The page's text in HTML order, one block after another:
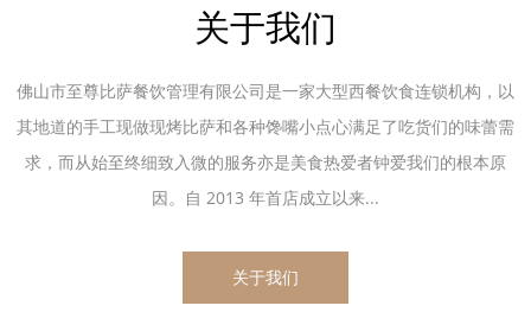
关于我们
佛山市至尊比萨餐饮管理有限公司是一家大型西餐饮食连锁机构，以
其地道的手工现做现烤比萨和各种馋嘴小点心满足了吃货们的味蕾需
求，而从始至终细致入微的服务亦是美食热爱者钟爱我们的根本原
因。自 2013 年首店成立以来...
关于我们